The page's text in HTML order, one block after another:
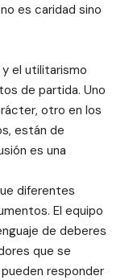
es caridad sino
el utilitarismo
de partida. Uno
otro en los
están de
es una
diferentes
El equipo
de deberes
que se
responder